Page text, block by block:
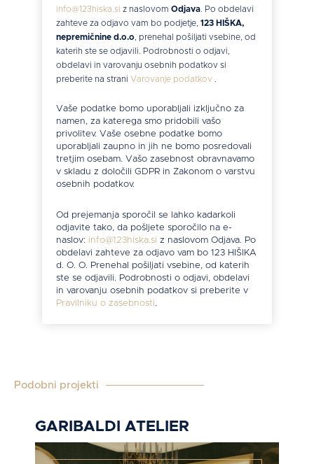
info@123hiska.si z naslovom Odjava . Po obdelavi
zahteve za odjavo vam bo podjetje, 123 HIŠKA,
nepremičnine d.o.o , prenehal pošiljati vsebine, od
katerih ste se odjavili. Podrobnosti o odjavi,
obdelavi in varovanju osebnih podatkov si
preberite na strani Varovanje podatkov
Vaše podatke bomo uporabljali izključno za
namen, za katerega smo pridobili vašo
privolitev. Vaše osebne podatke bomo
uporabljali zaupno in jih ne bomo posredovali
tretjim osebam. Vašo zasebnost obravnavamo
v skladu z določili GDPR in Zakonom o varstvu
osebnih podatkov.
Od prejemanja sporočil se lahko kadarkoli
odjavite tako, da pošljete sporočilo na e-
naslov: info@123hiska.si z naslovom Odjava. Po
obdelavi zahteve za odjavo vam bo 123 HIŠIKA
d. O. O. Prenehal pošiljati vsebine, od katerih
ste se odjavili. Podrobnosti o odjavi, obdelavi
in varovanju osebnih podatkov si preberite v
Pravilniku o zasebnosti.
Podobni projekti
GARIBALDI ATELIER